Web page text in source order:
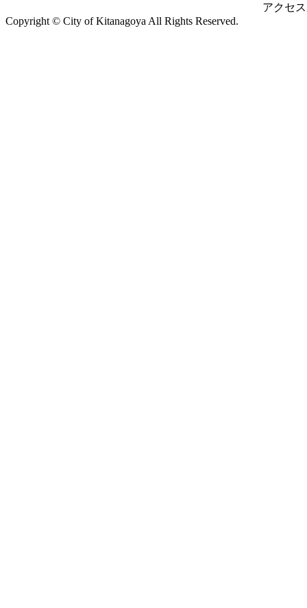
アクセ
Copyright © City of Kitanagoya All Rights Reserved.